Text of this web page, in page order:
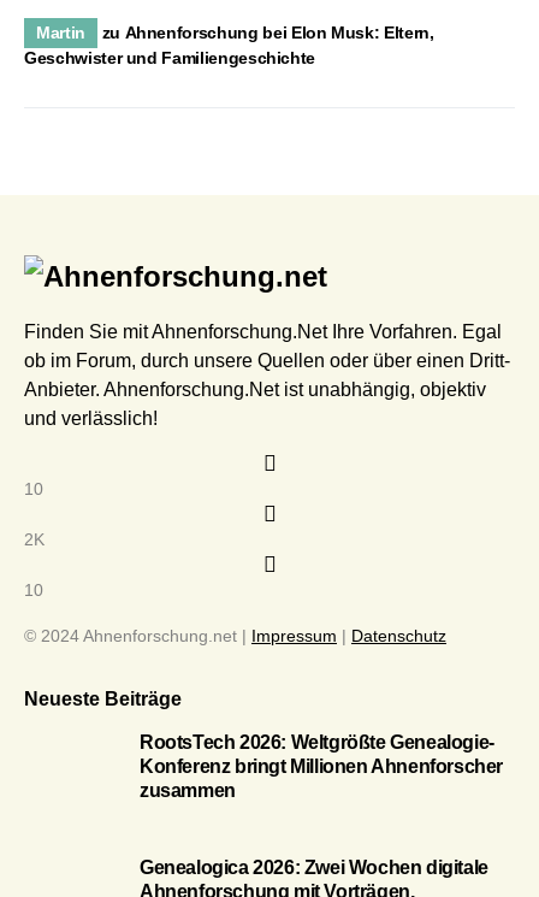
Martin zu Ahnenforschung bei Elon Musk: Eltern,
Geschwister und Familiengeschichte
Finden Sie mit Ahnenforschung.Net Ihre Vorfahren. Egal
ob im Forum, durch unsere Quellen oder über einen Dritt-
Anbieter. Ahnenforschung.Net ist unabhängig, objektiv
und verlässlich!
10
2K
10
© 2024 Ahnenforschung.net | Impressum | Datenschutz
Neueste Beiträge
RootsTech 2026: Weltgrößte Genealogie-
Konferenz bringt Millionen Ahnenforscher
zusammen
Genealogica 2026: Zwei Wochen digitale
Ahnenforschung mit Vorträgen,